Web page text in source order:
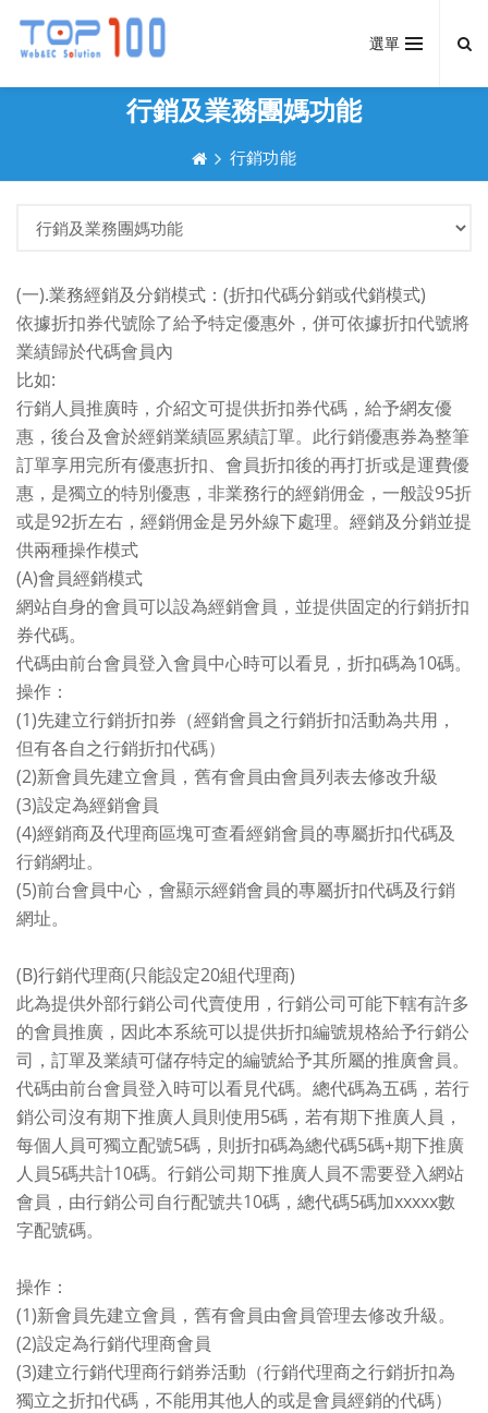
選單
行銷及業務團媽功能
行銷功能
(一).業務經銷及分銷模式：(折扣代碼分銷或代銷模式)
依據折扣券代號除了給予特定優惠外，併可依據折扣代號將
業績歸於代碼會員內
比如:
行銷人員推廣時，介紹文可提供折扣券代碼，給予網友優
惠，後台及會於經銷業績區累績訂單。此行銷優惠券為整筆
訂單享用完所有優惠折扣、會員折扣後的再打折或是運費優
惠，是獨立的特別優惠，非業務行的經銷佣金，一般設95折
或是92折左右，經銷佣金是另外線下處理。經銷及分銷並提
供兩種操作模式
(A)會員經銷模式
網站自身的會員可以設為經銷會員，並提供固定的行銷折扣
券代碼。
代碼由前台會員登入會員中心時可以看見，折扣碼為10碼。
操作：
(1)先建立行銷折扣券（經銷會員之行銷折扣活動為共用，
但有各自之行銷折扣代碼）
(2)新會員先建立會員，舊有會員由會員列表去修改升級
(3)設定為經銷會員
(4)經銷商及代理商區塊可查看經銷會員的專屬折扣代碼及
行銷網址。
(5)前台會員中心，會顯示經銷會員的專屬折扣代碼及行銷
網址。
(B)行銷代理商(只能設定20組代理商)
此為提供外部行銷公司代賣使用，行銷公司可能下轄有許多
的會員推廣，因此本系統可以提供折扣編號規格給予行銷公
司，訂單及業績可儲存特定的編號給予其所屬的推廣會員。
代碼由前台會員登入時可以看見代碼。總代碼為五碼，若行
銷公司沒有期下推廣人員則使用5碼，若有期下推廣人員，
每個人員可獨立配號5碼，則折扣碼為總代碼5碼+期下推廣
人員5碼共計10碼。行銷公司期下推廣人員不需要登入網站
會員，由行銷公司自行配號共10碼，總代碼5碼加xxxxx數
字配號碼。
操作：
(1)新會員先建立會員，舊有會員由會員管理去修改升級。
(2)設定為行銷代理商會員
(3)建立行銷代理商行銷券活動（行銷代理商之行銷折扣為
獨立之折扣代碼，不能用其他人的或是會員經銷的代碼）